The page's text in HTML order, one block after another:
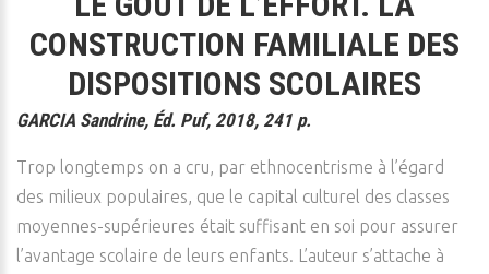
CONSTRUCTION FAMILIALE DES
DISPOSITIONS SCOLAIRES
GARCIA Sandrine, Éd. Puf, 2018, 241 p.
Trop longtemps on a cru, par ethnocentrisme à l’égard
des milieux populaires, que le capital culturel des classes
moyennes-supérieures était suffisant en soi pour assurer
l’avantage scolaire de leurs enfants. L’auteur s’attache à